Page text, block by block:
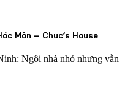
Môn – Chuc’s House